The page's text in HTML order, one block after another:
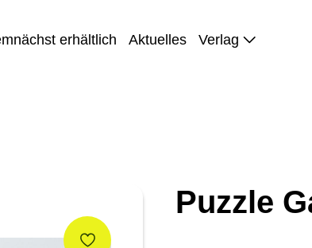
erhältlich Aktuelles Verlag
Puzzle